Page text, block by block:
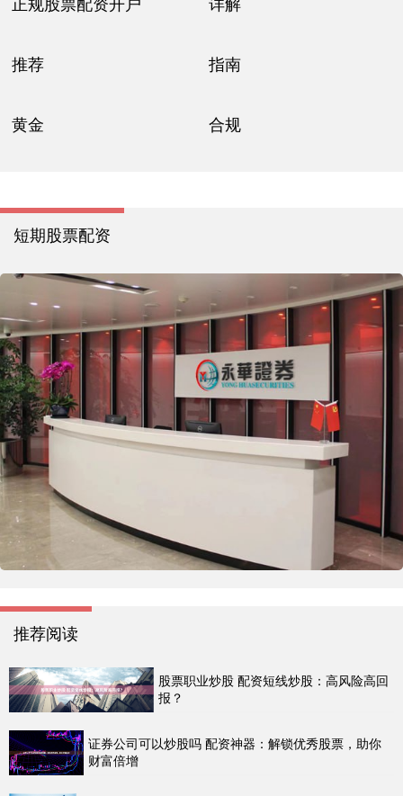
推荐 指南
黄金 合规
短期股票配资
推荐阅读
股票职业炒股 配资短线炒股：高风险高回
报？
证券公司可以炒股吗 配资神器：解锁优秀股票，助你
财富倍增